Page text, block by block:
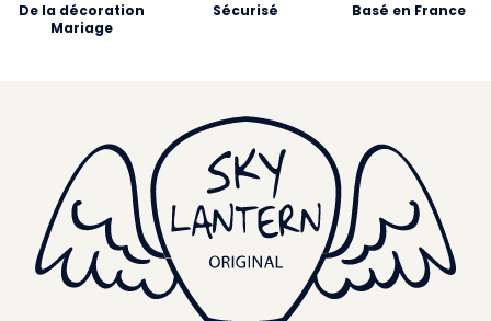
De la décoration
Mariage
Sécurisé Basé en France